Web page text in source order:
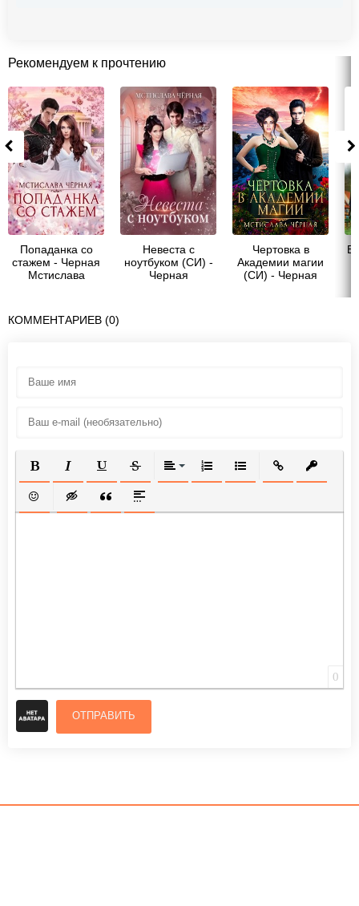
Рекомендуем к прочтению
Попаданка со
стажем - Черная
Мстислава
Невеста с
ноутбуком (СИ) -
Черная
Чертовка в
Академии магии
(СИ) - Черная
КОММЕНТАРИЕВ (0)
ПОЛУЖИРНЫЙ
КУРСИВПОДЧЕРКНУТЫЙ
ЗАЧЕРКНУТЫЙВЫРАВНИВАНИЕ
НУМЕРОВАННЫЙ СПИСОК
МАРКИРОВАННЫЙ
ВСТАВИТЬ
ВСТАВИТЬ СМАЙЛИК
ВСТАВКА СКРЫТОГО ТЕКСТА
ВСТАВКА ЦИТАТЫ
ВСТАВКА СПОЙЛЕРА
0
ОТПРАВИТЬ